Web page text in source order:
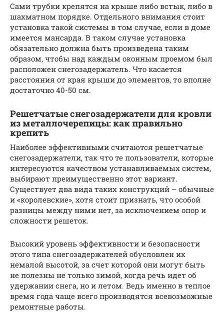
Сами трубки крепятся на крыше либо встык, либо в
шахматном порядке. Отдельного внимания стоит
установка такой системы в том случае, если в доме
имеется мансарда. В таком случае установка
обязательно должна быть произведена таким
образом, чтобы над каждым оконным проемом был
расположен снегозадержатель. Что касается
расстояния от края крыши до элементов, то вполне
достаточно 40-50 см.
Решетчатые снегозадержатели для кровли
из металлочерепицы: как правильно
крепить
Наиболее эффективными считаются решетчатые
снегозадержатели, так что те пользователи, которые
интересуются качеством устанавливаемых систем,
выбирают преимущественно этот вариант.
Существует два вида таких конструкций – обычные
и «королевские», хотя стоит признать, что особой
разницы между ними нет, за исключением опор и
сложности решеток.
Высокий уровень эффективности и безопасности
этого типа снегозадержателей обусловлен их
немалой высотой, за счет которой они могут быть
не полезны не только зимой, когда речь идет об
удержании снега, но и летом. Ведь именно в теплое
время года чаще всего производятся всевозможные
ремонтные работы.